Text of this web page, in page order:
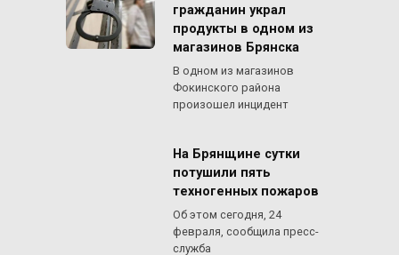
гражданин украл
продукты в одном из
магазинов Брянска
В одном из магазинов
Фокинского района
произошел инцидент
На Брянщине сутки
потушили пять
техногенных пожаров
Об этом сегодня, 24
февраля, сообщила пресс-
служба